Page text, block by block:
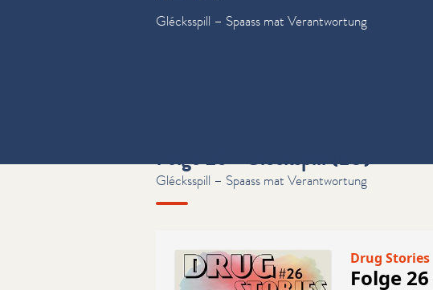
Glécksspill – Spaass mat Ver­ant­wor­tung
Folge 26 - Gléckspill (LU)
Glécksspill – Spaass mat Verantwortung